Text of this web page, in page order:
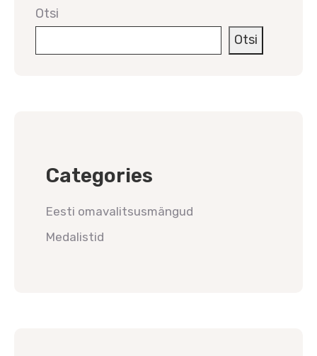
Otsi
Otsi
Categories
Eesti omavalitsusmängud
Medalistid